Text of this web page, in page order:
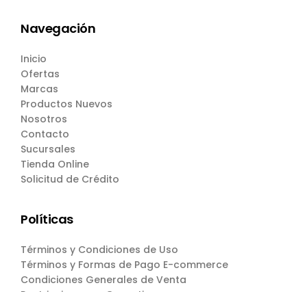
Navegación
Inicio
Ofertas
Marcas
Productos Nuevos
Nosotros
Contacto
Sucursales
Tienda Online
Solicitud de Crédito
Políticas
Términos y Condiciones de Uso
Términos y Formas de Pago E-commerce
Condiciones Generales de Venta